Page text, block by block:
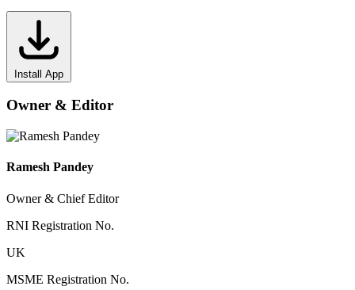
Install App
Owner & Editor
Ramesh Pandey
Owner & Chief Editor
RNI Registration No.
UK
MSME Registration No.